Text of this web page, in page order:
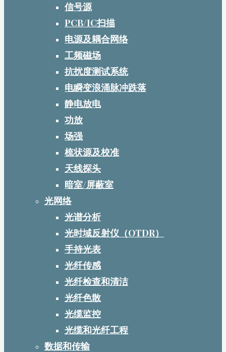
信号源
PCB/IC扫描
电源及耦合网络
工频磁场
抗扰度测试系统
电瞬变浪涌脉冲跌落
静电放电
功放
场强
梳状源及校准
天线探头
暗室/屏蔽室
光网络
光谱分析
光时域反射仪（OTDR）
手持光表
光纤传感
光纤检查和清洁
光纤色散
光缆监控
光缆和光纤工程
数据和传输